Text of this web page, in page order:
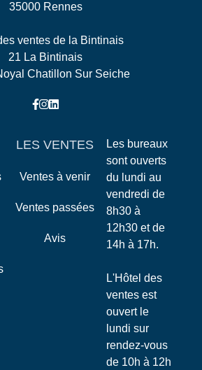
35000 Rennes
ventes de la Bintinais
21 La Bintinais
Chatillon Sur Seiche
LES VENTES
Ventes à venir
Ventes passées
Avis
Les bureaux
sont ouverts
du lundi au
vendredi de
8h30 à
12h30 et de
14h à 17h.
L'Hôtel des
ventes est
ouvert le
lundi sur
rendez-vous
de 10h à 12h